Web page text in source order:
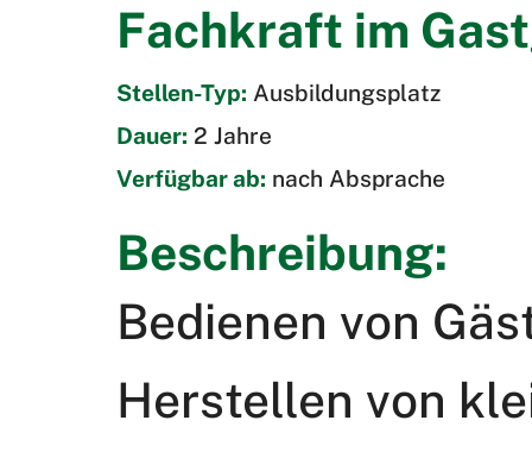
Fachkraft im
Stellen-Typ: Ausbildungsplatz
Dauer: 2 Jahre
Verfügbar ab: nach Absprache
Beschreibung:
Bedienen von
Herstellen von